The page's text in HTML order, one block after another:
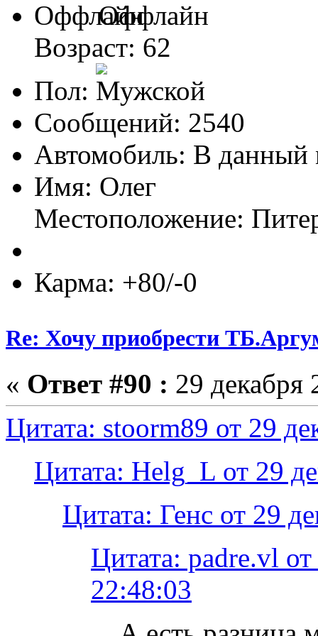
Оффлайн
Возраст: 62
Пол:
Сообщений: 2540
Автомобиль: В данный
Имя: Олег
Местоположение:
Карма: +80/-0
Re: Хочу приобрести
« Ответ #90 : 29 декабря
Цитата: stoorm89 от 29
Цитата: Helg_L от 29
Цитата: Генс от 29
Цитата: padre.vl
22:48:03